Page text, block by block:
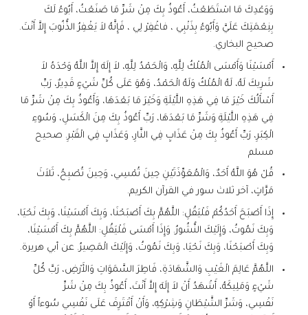
وَوَعْدِكَ مَا اسْتَطَعْتُ، أَعُوذُ بِكَ مِنْ شَرِّ مَا صَنَعْتُ، أَبُوءُ لَكَ
بِنِعْمَتِكَ عَلَيَّ وَأَبُوءُ بِذَنْبِي ، فاغْفِرْ لِي ، فَإِنَّهُ لاَ يَغْفِرُ الذُّنُوبَ إِلاَّ أَنْتَ.
صحيح البخاري.
أَمْسَيْنَا وَأَمْسَى الْمُلْكُ لِلَّهِ، وَالْحَمْدُ لِلَّهِ، لاَ إِلَهَ إِلاَّ اللَّهُ وَحْدَهُ لاَ
شَرِيكَ لَهُ، لَهُ الْمُلْكُ وَلَهُ الْحَمْدُ، وَهُوَ عَلَى كُلِّ شَيْءٍ قَدِيرٌ، رَبِّ
أَسْأَلُكَ خَيْرَ مَا فِي هَذِهِ اللَّيْلَةِ وَخَيْرَ مَا بَعْدَهَا، وَأَعُوذُ بِكَ مِنْ شَرِّ مَا
فِي هَذِهِ اللَّيْلَةِ وَشَرِّ مَا بَعْدَهَا، رَبِّ أَعُوذُ بِكَ مِنَ الْكَسَلِ، وَسُوءِ
الْكِبَرِ، رَبِّ أَعُوذُ بِكَ مِنْ عَذَابٍ فِي النَّارِ، وَعَذَابٍ فِي الْقَبْرِ. صحيح
مسلم
قُلْ هُوَ اللَّهُ أَحَدٌ، وَالْمُعَوِّذَتَيْنِ حِينَ تُمْسِي، وَحِينَ تُصْبِحُ، ثَلاَثَ
مَرَّاتٍ، آخر ثلاث سور في القرآن الكريم.
إِذَا أَصْبَحَ أَحَدُكُمْ فَلْيَقُلِ: اللَّهُمَّ بِكَ أَصْبَحْنَا، وَبِكَ أَمْسَيْنَا، وَبِكَ نَحْيَا،
وَبِكَ نَمُوتُ، وَإِلَيْكَ النُّشُورُ. وَإِذَا أَمْسَى فَلْيَقُلِ: اللَّهُمَّ بِكَ أَمْسَيْنَا،
وَبِكَ أَصْبَحْنَا، وَبِكَ نَحْيَا، وَبِكَ نَمُوتُ، وَإِلَيْكَ الْمَصِيرُ. عن أبي هريرة.
اللَّهُمَّ عَالِمَ الْغَيْبِ وَالشَّهَادَةِ، فَاطِرَ السَّمَوَاتِ وَالأَرْضِ، رَبَّ كُلِّ
شَيْءٍ وَمَلِيكَهُ، أَشْهَدُ أَنْ لاَ إِلَهَ إِلاَّ أَنْتَ، أَعُوذُ بِكَ مِنْ شَرِّ
نَفْسِي، وَشَرِّ الشَّيْطَانِ وَشِرْكِهِ، وَأَنْ أَقْتَرِفَ عَلَى نَفْسِي سُوءاً أَوْ